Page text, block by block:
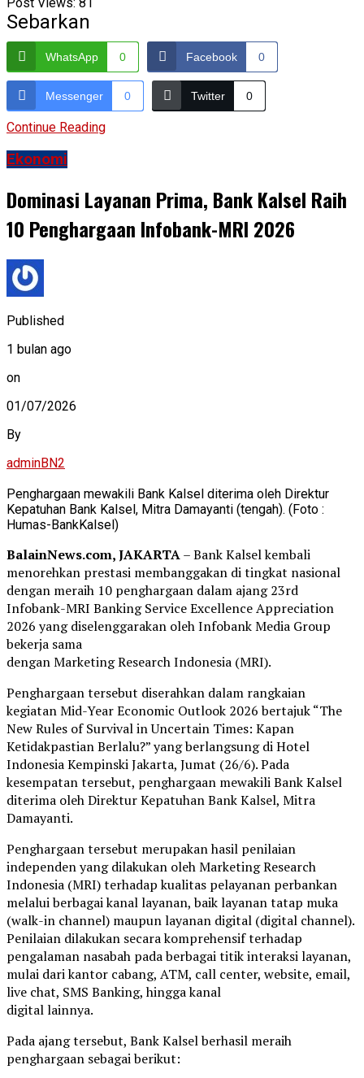
Post Views: 81
Sebarkan
WhatsApp 0 Facebook 0
Messenger 0 Twitter 0
Continue Reading
Ekonomi
Dominasi Layanan Prima, Bank Kalsel Raih
10 Penghargaan Infobank-MRI 2026
Published
1 bulan ago
on
01/07/2026
By
adminBN2
Penghargaan mewakili Bank Kalsel diterima oleh Direktur
Kepatuhan Bank Kalsel, Mitra Damayanti (tengah). (Foto :
Humas-BankKalsel)
BalainNews.com, JAKARTA– Bank Kalsel kembali
menorehkan prestasi membanggakan di tingkat nasional
dengan meraih 10 penghargaan dalam ajang 23rd
Infobank-MRI Banking Service Excellence Appreciation
2026 yang diselenggarakan oleh Infobank Media Group
bekerja sama
dengan Marketing Research Indonesia (MRI).
Penghargaan tersebut diserahkan dalam rangkaian
kegiatan Mid-Year Economic Outlook 2026 bertajuk “The
New Rules of Survival in Uncertain Times: Kapan
Ketidakpastian Berlalu?” yang berlangsung di Hotel
Indonesia Kempinski Jakarta, Jumat (26/6). Pada
kesempatan tersebut, penghargaan mewakili Bank Kalsel
diterima oleh Direktur Kepatuhan Bank Kalsel, Mitra
Damayanti.
Penghargaan tersebut merupakan hasil penilaian
independen yang dilakukan oleh Marketing Research
Indonesia (MRI) terhadap kualitas pelayanan perbankan
melalui berbagai kanal layanan, baik layanan tatap muka
(walk-in channel) maupun layanan digital (digital channel).
Penilaian dilakukan secara komprehensif terhadap
pengalaman nasabah pada berbagai titik interaksi layanan,
mulai dari kantor cabang, ATM, call center, website, email,
live chat, SMS Banking, hingga kanal
digital lainnya.
Pada ajang tersebut, Bank Kalsel berhasil meraih
penghargaan sebagai berikut: